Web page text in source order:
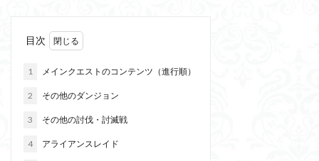
目次
1 メインクエストのコンテンツ（進行順）
2 その他のダンジョン
3 その他の討伐・討滅戦
4 アライアンスレイド